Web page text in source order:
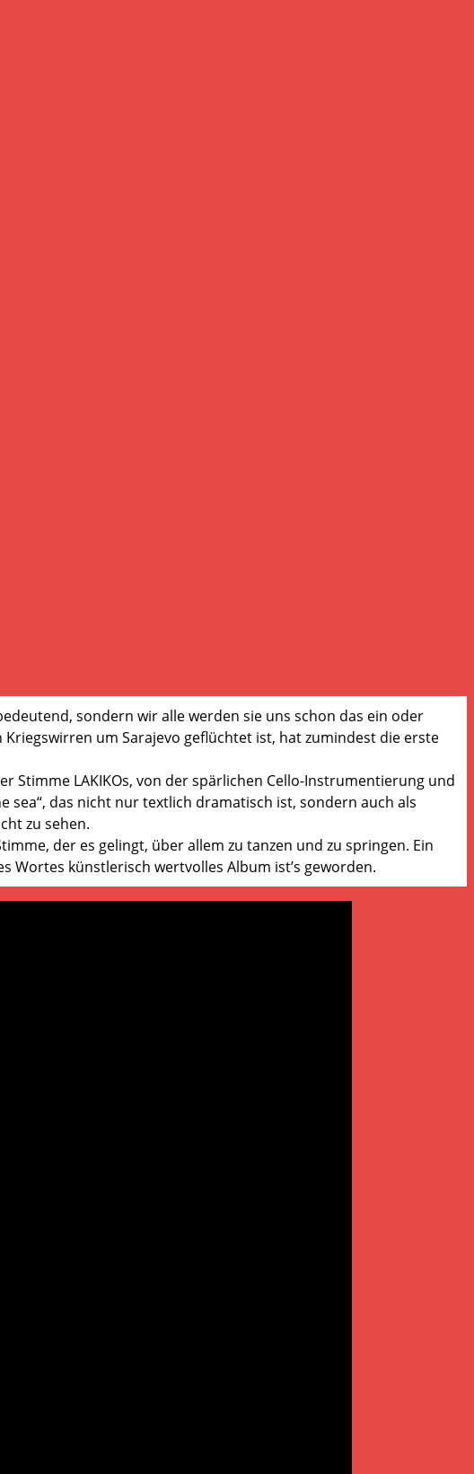
sondern wir alle werden sie uns schon das ein oder
um Sarajevo geflüchtet ist, hat zumindest die erste
LAKIKOs, von der spärlichen Cello-Instrumentierung und
sea“, das nicht nur textlich dramatisch ist, sondern auch als
zu sehen.
der es gelingt, über allem zu tanzen und zu springen. Ein
Wortes künstlerisch wertvolles Album ist’s geworden.